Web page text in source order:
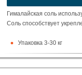
Указать цену
Гималайская соль
Cоль способствует
Упаковка 3-30 кг
Цена за упаковку